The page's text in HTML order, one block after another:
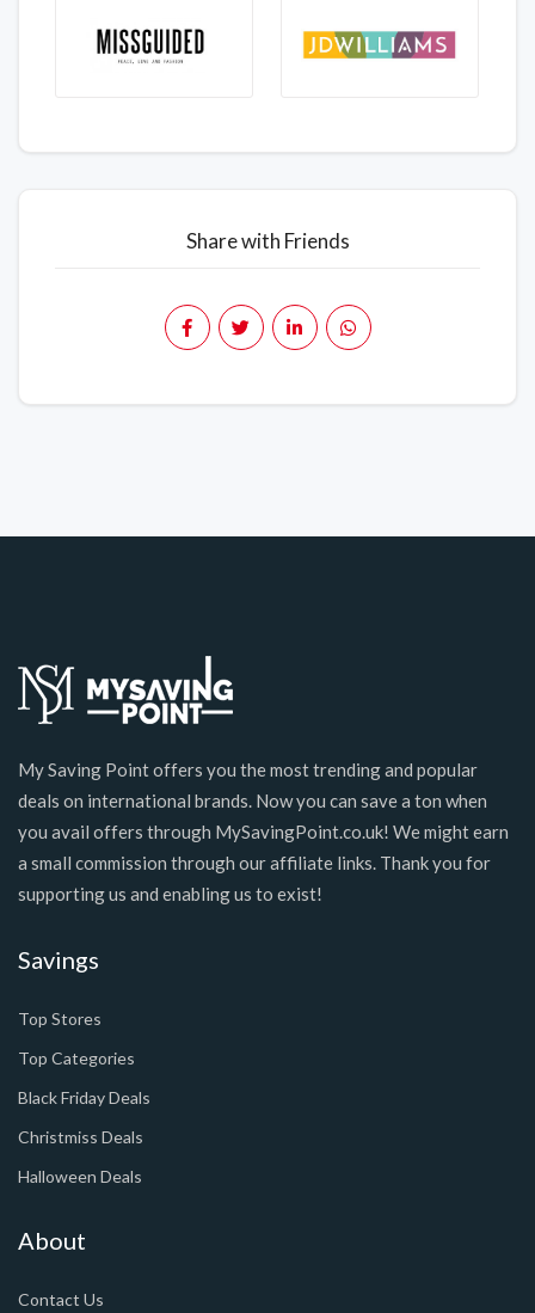
Share with Friends
My Saving Point offers you the most trending and popular
deals on international brands. Now you can save a ton when
you avail offers through MySavingPoint.co.uk! We might earn
a small commission through our affiliate links. Thank you for
supporting us and enabling us to exist!
Savings
Top Stores
Top Categories
Black Friday Deals
Christmiss Deals
Halloween Deals
About
Contact Us